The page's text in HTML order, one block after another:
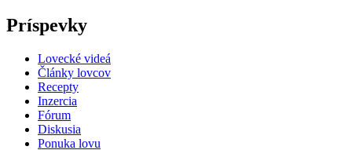
Príspevky
Lovecké videá
Články lovcov
Recepty
Inzercia
Fórum
Diskusia
Ponuka lovu